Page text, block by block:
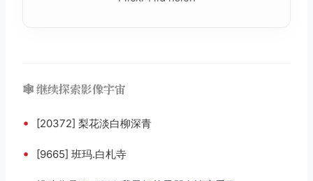
🕸️ 继续探索影像宇宙
• [20372] 梨花淡白柳深青
• [9665] 班玛.白札寺